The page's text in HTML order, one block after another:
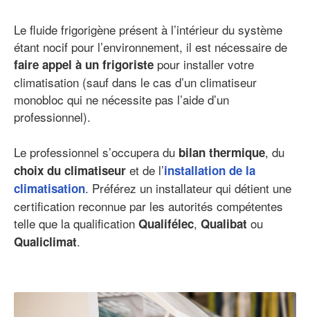
Le fluide frigorigène présent à l’intérieur du système
étant nocif pour l’environnement, il est nécessaire de
faire appel à un frigoriste pour installer votre
climatisation (sauf dans le cas d’un climatiseur
monobloc qui ne nécessite pas l’aide d’un
professionnel).
Le professionnel s’occupera du bilan thermique, du
choix du climatiseur et de l’installation de la
climatisation. Préférez un installateur qui détient une
certification reconnue par les autorités compétentes
telle que la qualification Qualifélec, Qualibat ou
Qualiclimat.